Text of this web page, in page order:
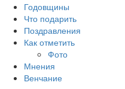
Годовщины
Что подарить
Поздравления
Как отметить
Фото
Мнения
Венчание